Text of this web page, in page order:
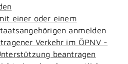
einer oder einem
anmelden
Verkehr im ÖPNV -
beantragen